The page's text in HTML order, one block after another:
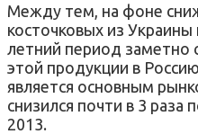
Между тем на фоне
косточковых из Украины
летний период заметно
этой продукции в Россию
является основным
снизился почти в 3 раза
2013.